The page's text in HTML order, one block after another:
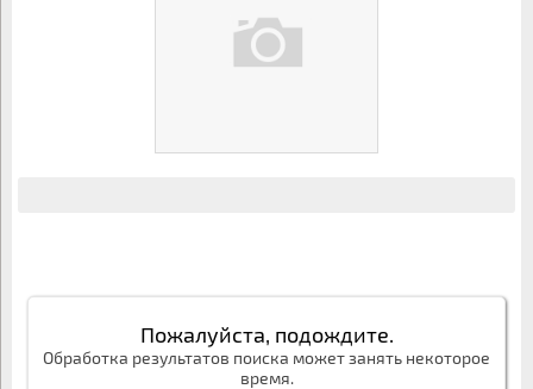
Пожалуйста, подождите.
Обработка результатов поиска может занять некоторое
время.